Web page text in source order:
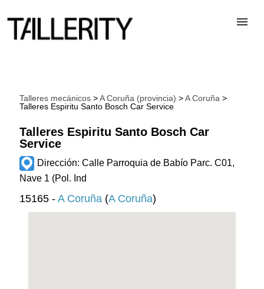
DESGUACES
PARA PROFESIONALES
BLOG
Talleres mecánicos >A Coruña (provincia) >A Coruña >
Talleres Espiritu Santo Bosch Car Service
Talleres Espiritu Santo Bosch Car
Service
Dirección: Calle Parroquia de Babío Parc. C01,
Nave 1 (Pol. Ind
15165 - A Coruña (A Coruña)